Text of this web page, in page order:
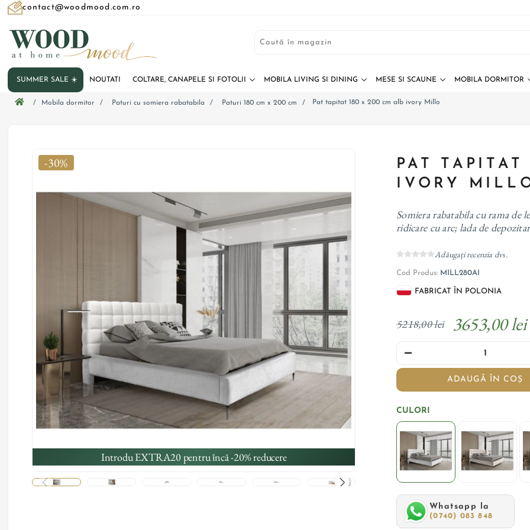
contact@woodmood.com.ro
SUMMER SALE ☀️ NOUTATI COLTARE, CANAPELE SI FOTOLII MOBILA LIVING SI DINING MESE SI SCAUNE MOBILA DORMITOR
/ Mobila dormitor / Paturi cu somiera rabatabila / Paturi 180 cm x 200 cm / Pat tapitat 180 x 200 cm alb ivory Millo
-30%
Introdu EXTRA20 pentru încă -20% reducere
PAT
IVORY
Somiera rabatabila cu rama de
ridicare cu arc; lada de
Adăugați recenzia dvs.
Cod Produs: MILL280AI
FABRICAT ÎN POLONIA
5218,00 lei 3653,00 lei
ADAUGĂ ÎN COȘ
CULORI
Whatsapp la
(0740) 083 848